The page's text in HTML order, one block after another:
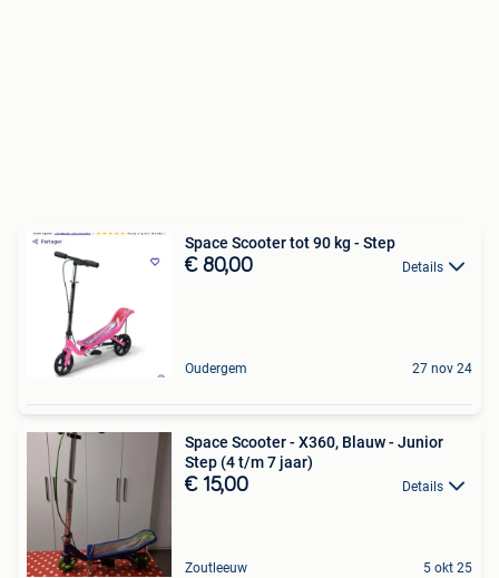
Space Scooter tot 90 kg - Step
€ 80,00 Details
Oudergem 27 nov 24
Space Scooter - X360, Blauw - Junior
Step (4 t/m 7 jaar)
€ 15,00 Details
Zoutleeuw 5 okt 25